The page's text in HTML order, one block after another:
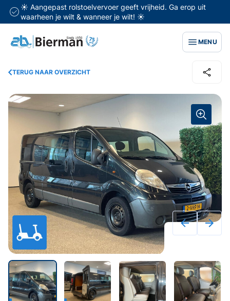
☀️ Aangepast rolstoelvervoer geeft vrijheid. Ga erop uit
waarheen je wilt & wanneer je wilt! ☀️
MENU
TERUG NAAR OVERZICHT